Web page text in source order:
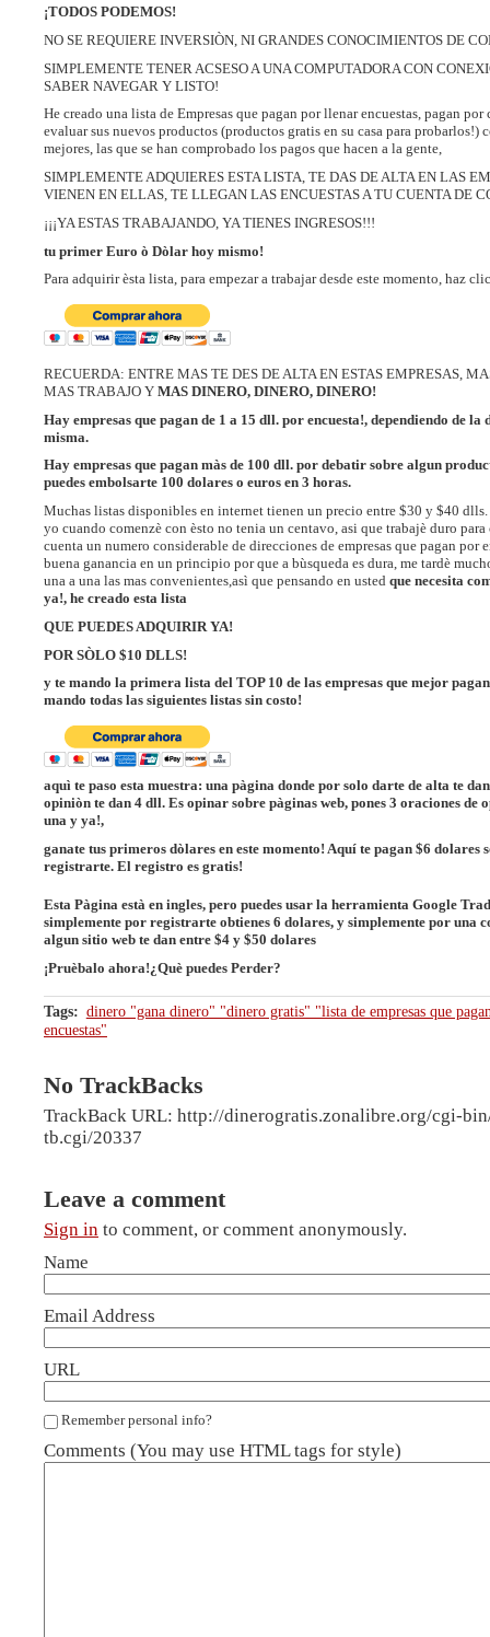
¡TODOS PODEMOS!
NO SE REQUIERE INVERSIÒN, NI GRANDES CONOCIMIENTOS DE
SIMPLEMENTE TENER ACSESO A UNA COMPUTADORA CON
SABER NAVEGAR Y LISTO!
He creado una lista de Empresas que pagan por llenar encuestas, pagan
evaluar sus nuevos productos (productos gratis en su casa para probarlos!)
mejores, las que se han comprobado los pagos que hacen a la gente,
SIMPLEMENTE ADQUIERES ESTA LISTA, TE DAS DE ALTA EN LAS
VIENEN EN ELLAS, TE LLEGAN LAS ENCUESTAS A TU CUENTA DE
¡¡¡YA ESTAS TRABAJANDO, YA TIENES INGRESOS!!!
tu primer Euro ò Dòlar hoy mismo!
Para adquirir èsta lista, para empezar a trabajar desde este momento, haz
RECUERDA: ENTRE MAS TE DES DE ALTA EN ESTAS EMPRESAS,
MAS TRABAJO Y MAS DINERO, DINERO, DINERO!
Hay empresas que pagan de 1 a 15 dll. por encuesta!, dependiendo de la
misma.
Hay empresas que pagan màs de 100 dll. por debatir sobre algun
puedes embolsarte 100 dolares o euros en 3 horas.
Muchas listas disponibles en internet tienen un precio entre $30 y $40 dlls.
yo cuando comenzè con èsto no tenia un centavo, asi que trabajè duro
cuenta un numero considerable de direcciones de empresas que pagan por
buena ganancia en un principio por que a bùsqueda es dura, me tardè
una a una las mas convenientes,asì que pensando en usted que necesita
ya!, he creado esta lista
QUE PUEDES ADQUIRIR YA!
POR SÒLO $10 DLLS!
y te mando la primera lista del TOP 10 de las empresas que mejor
mando todas las siguientes listas sin costo!
aquì te paso esta muestra: una pàgina donde por solo darte de alta te
opiniòn te dan 4 dll. Es opinar sobre pàginas web, pones 3 oraciones de
una y ya!,
ganate tus primeros dòlares en este momento! Aquí te pagan $6 dolares
registrarte. El registro es gratis!
Esta Pàgina està en ingles, pero puedes usar la herramienta Google
simplemente por registrarte obtienes 6 dolares, y simplemente por una
algun sitio web te dan entre $4 y $50 dolares
¡Pruèbalo ahora!¿Què puedes Perder?
Tags: dinero "gana dinero" "dinero gratis" "lista de empresas que
encuestas"
No TrackBacks
TrackBack URL: http://dinerogratis.zonalibre.org/cgi-
tb.cgi/20337
Leave a comment
Sign in to comment, or comment anonymously.
Name
Email Address
URL
Remember personal info?
Comments (You may use HTML tags for style)